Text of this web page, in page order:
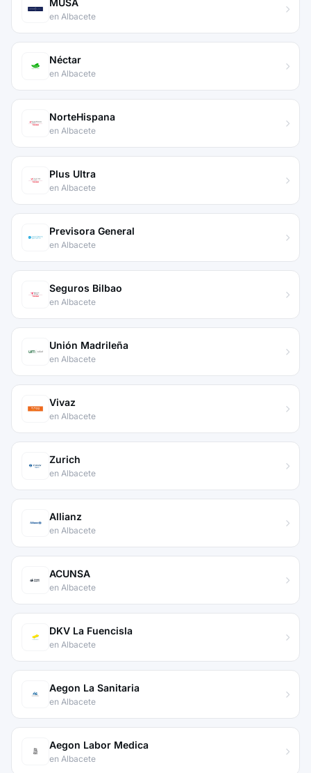
MUSA
en Albacete
Néctar
en Albacete
NorteHispana
en Albacete
Plus Ultra
en Albacete
Previsora General
en Albacete
Seguros Bilbao
en Albacete
Unión Madrileña
en Albacete
Vivaz
en Albacete
Zurich
en Albacete
Allianz
en Albacete
ACUNSA
en Albacete
DKV La Fuencisla
en Albacete
Aegon La Sanitaria
en Albacete
Aegon Labor Medica
en Albacete